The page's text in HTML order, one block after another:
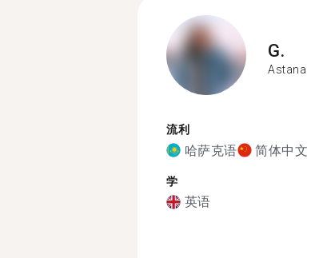
G.
Astana
流利
哈萨克语 简体中文
学
英语